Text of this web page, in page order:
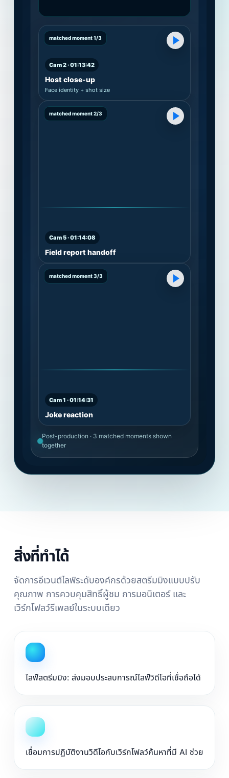
matched moment 1/3
Cam 2 · 01:13:42
Host close-up
Face identity + shot size
matched moment 2/3
Cam 5 · 01:14:08
Field report handoff
matched moment 3/3
Cam 1 · 01:14:31
Joke reaction
Post-production · 3 matched moments shown
together
สิ่งที่ทำได้
จัดการอีเวนต์ไลฟ์ระดับองค์กรด้วยสตรีมมิงแบบปรับ
คุณภาพ การควบคุมสิทธิ์ผู้ชม การมอนิเตอร์ และ
เวิร์กโฟลว์รีเพลย์ในระบบเดียว
ไลฟ์สตรีมมิง: ส่งมอบประสบการณ์ไลฟ์วิดีโอที่เชื่อถือได้
เชื่อมการปฏิบัติงานวิดีโอกับเวิร์กโฟลว์ค้นหาที่มี AI ช่วย